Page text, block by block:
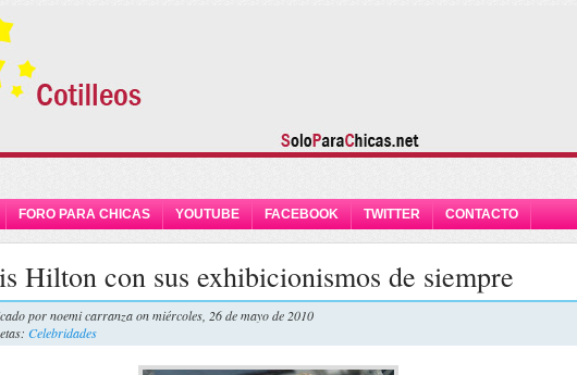
FORO PARA CHICAS YOUTUBE FACEBOOK TWITTER CONTACTO
Hilton con sus exhibicionismos de siempre
pornoemi carranzaon miércoles, 26 de mayo de 2010
Celebridades